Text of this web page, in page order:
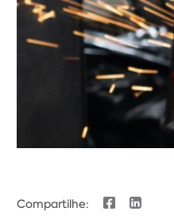
Compartilhe: